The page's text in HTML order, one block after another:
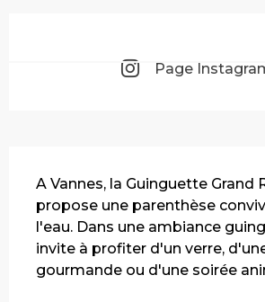
Page
A Vannes, la Guinguette Grand
propose une parenthèse
l'eau. Dans une ambiance
invite à profiter d'un verre,
gourmande ou d'une soirée